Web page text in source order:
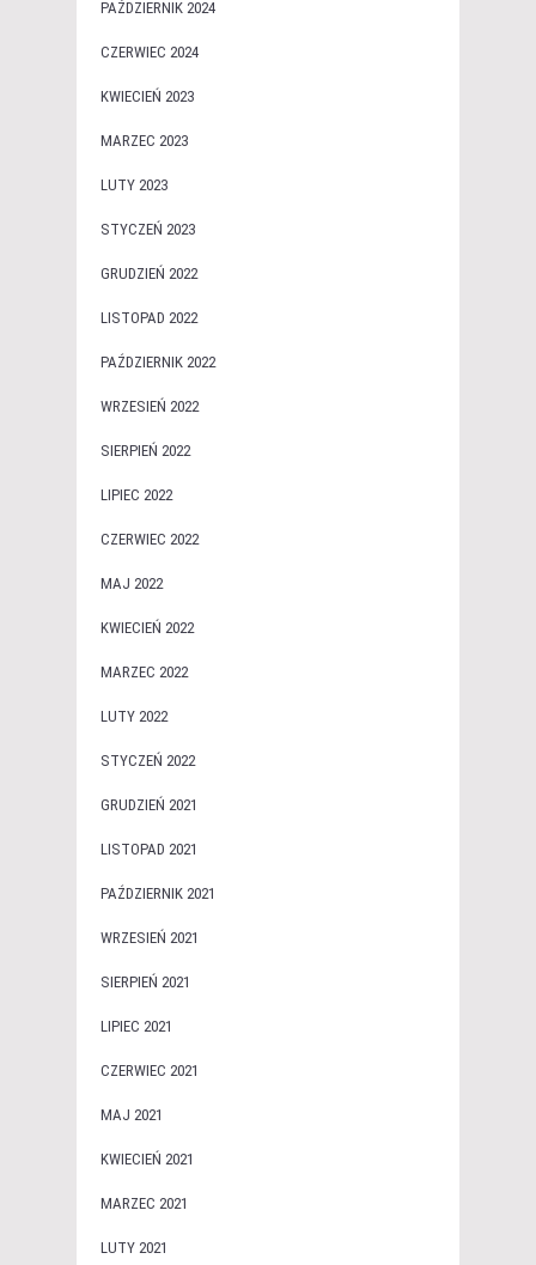
PAŹDZIERNIK 2024
CZERWIEC 2024
KWIECIEŃ 2023
MARZEC 2023
LUTY 2023
STYCZEŃ 2023
GRUDZIEŃ 2022
LISTOPAD 2022
PAŹDZIERNIK 2022
WRZESIEŃ 2022
SIERPIEŃ 2022
LIPIEC 2022
CZERWIEC 2022
MAJ 2022
KWIECIEŃ 2022
MARZEC 2022
LUTY 2022
STYCZEŃ 2022
GRUDZIEŃ 2021
LISTOPAD 2021
PAŹDZIERNIK 2021
WRZESIEŃ 2021
SIERPIEŃ 2021
LIPIEC 2021
CZERWIEC 2021
MAJ 2021
KWIECIEŃ 2021
MARZEC 2021
LUTY 2021